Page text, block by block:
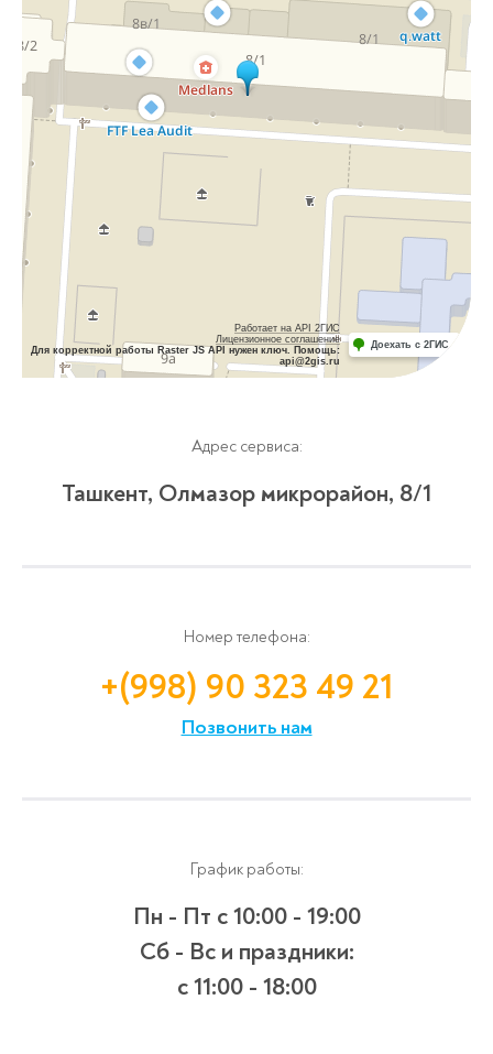
Работает на API 2ГИС
Лицензионное соглашение
Для корректной работы Raster JS API нужен ключ. Помощь:
api@2gis.ru
Доехать с 2ГИС
Адрес сервиса:
Ташкент, Олмазор микрорайон, 8/1
Номер телефона:
+(998) 90 323 49 21
Позвонить нам
График работы:
Пн - Пт с 10:00 - 19:00
Сб - Вс и праздники:
c 11:00 - 18:00